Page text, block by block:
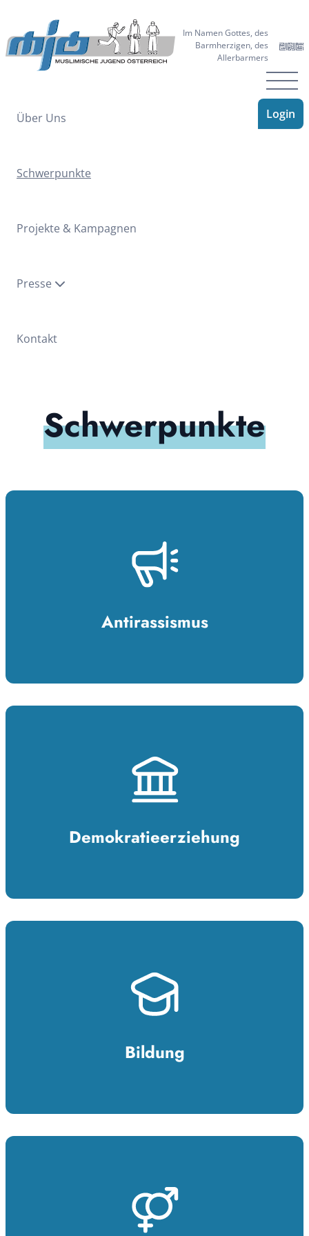
Im Namen Gottes, des
Barmherzigen, des
Allerbarmers
Menu
Über Uns
Schwerpunkte
Projekte & Kampagnen
Presse
Kontakt
Login
Schwerpunkte
Antirassismus
Demokratieerziehung
Bildung